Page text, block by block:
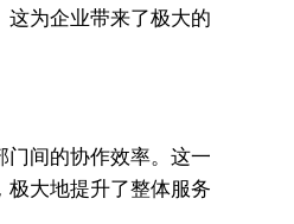
为企业带来了极大的
间的协作效率。这一
大地提升了整体服务